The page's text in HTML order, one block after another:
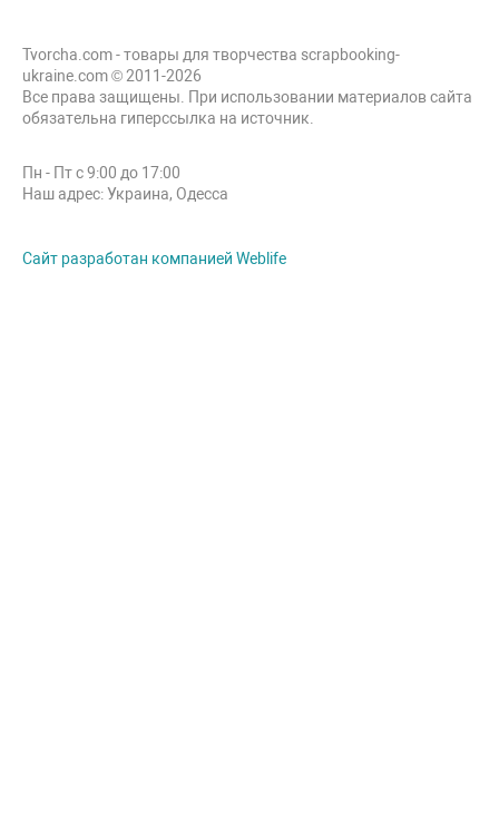
Tvorcha.com - товары для творчества scrapbooking-
ukraine.com © 2011-2026
Все права защищены. При использовании материалов сайта
обязательна гиперссылка на источник.
Пн - Пт с 9:00 до 17:00
Наш адрес: Украина, Одесса
Сайт разработан компанией Weblife